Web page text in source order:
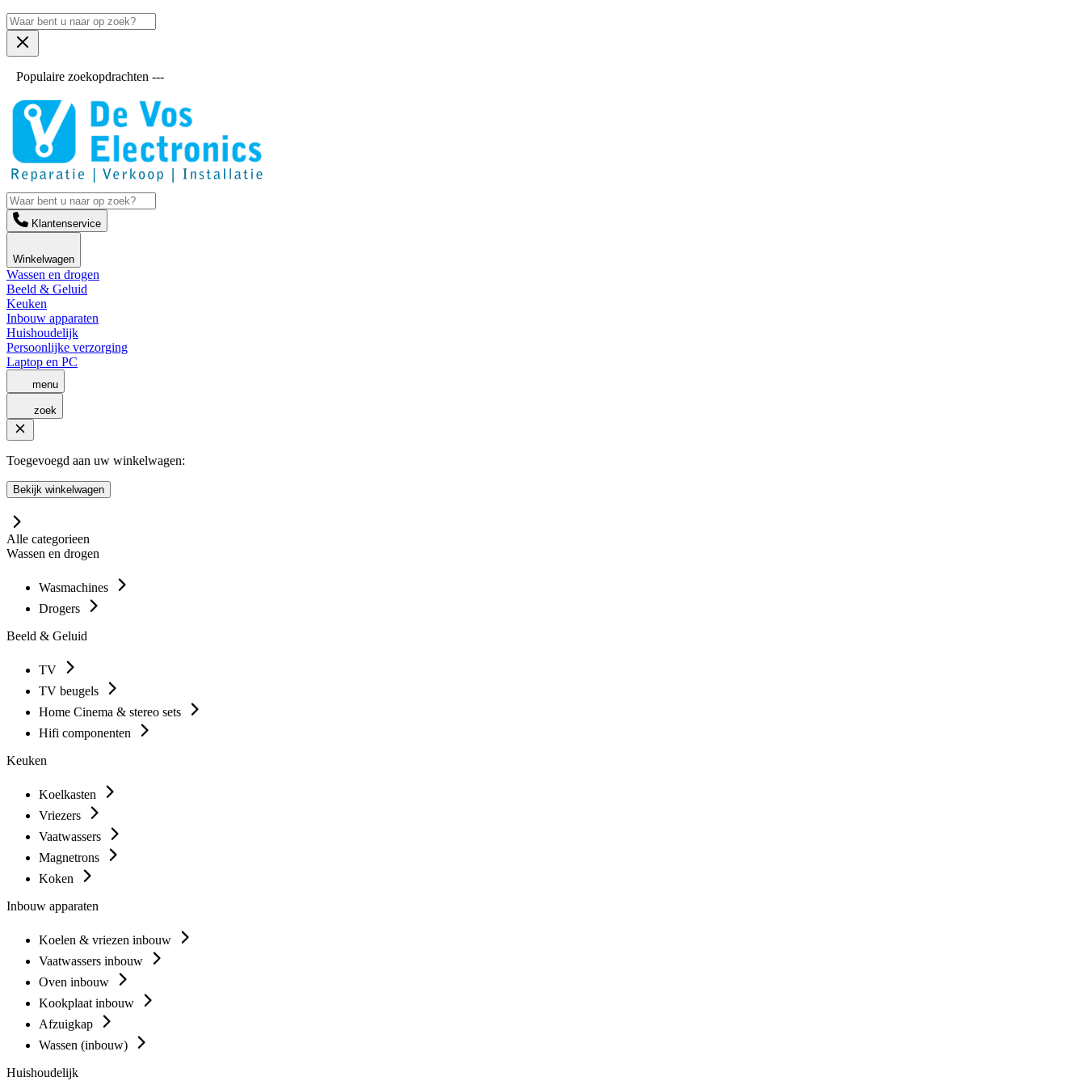
Populaire zoekopdrachten ---
Klantenservice
Winkelwagen
Wassen en drogen
Beeld & Geluid
Keuken
Inbouw apparaten
Huishoudelijk
Persoonlijke verzorging
Laptop en PC
menu
zoek
Toegevoegd aan uw winkelwagen:
Bekijk winkelwagen
Alle categorieen
Wassen en drogen
Wasmachines
Drogers
Beeld & Geluid
TV
TV beugels
Home Cinema & stereo sets
Hifi componenten
Keuken
Koelkasten
Vriezers
Vaatwassers
Magnetrons
Koken
Inbouw apparaten
Koelen & vriezen inbouw
Vaatwassers inbouw
Oven inbouw
Kookplaat inbouw
Afzuigkap
Wassen (inbouw)
Huishoudelijk